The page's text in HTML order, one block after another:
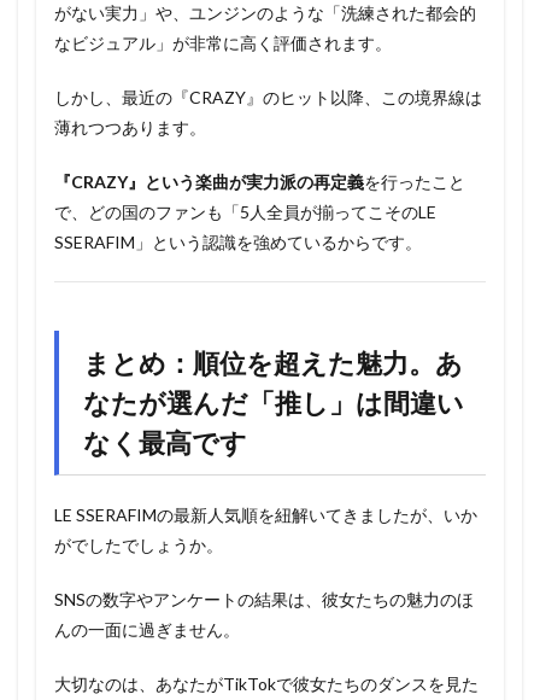
がない実力」や、ユンジンのような「洗練された都会的
なビジュアル」が非常に高く評価されます。
しかし、最近の『CRAZY』のヒット以降、この境界線は
薄れつつあります。
『CRAZY』という楽曲が実力派の再定義を行ったこと
で、どの国のファンも「5人全員が揃ってこそのLE
SSERAFIM」という認識を強めているからです。
まとめ：順位を超えた魅力。あ
なたが選んだ「推し」は間違い
なく最高です
LE SSERAFIMの最新人気順を紐解いてきましたが、いか
がでしたでしょうか。
SNSの数字やアンケートの結果は、彼女たちの魅力のほ
んの一面に過ぎません。
大切なのは、あなたがTikTokで彼女たちのダンスを見た